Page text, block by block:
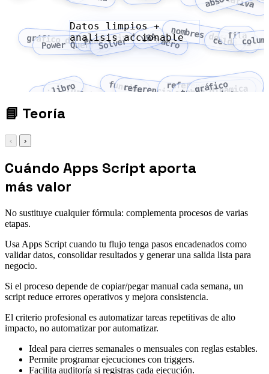
gráfico dinámico
Power QueryPower Pivot
Solver VBAmacronombres definidos
celda
fila
hojalibrofórmula función
referencia absoluta
referencia
relativa
tabla dinámica
gráfico
dinámico
Datos limpios +
analisis accionable
📘 Teoría
‹ ›
Cuándo Apps Script aporta
más valor
No sustituye cualquier fórmula: complementa procesos de varias
etapas.
Usa Apps Script cuando tu flujo tenga pasos encadenados como
validar datos, consolidar resultados y generar una salida lista para
negocio.
Si el proceso depende de copiar/pegar manual cada semana, un
script reduce errores operativos y mejora consistencia.
El criterio profesional es automatizar tareas repetitivas de alto
impacto, no automatizar por automatizar.
Ideal para cierres semanales o mensuales con reglas estables.
Permite programar ejecuciones con triggers.
Facilita auditoría si registras cada ejecución.